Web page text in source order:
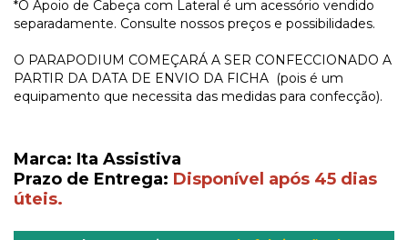
*O Apoio de Cabeça com Lateral é um acessório vendido
separadamente. Consulte nossos preços e possibilidades.
O PARAPODIUM COMEÇARÁ A SER CONFECCIONADO A
PARTIR DA DATA DE ENVIO DA FICHA (pois é um
equipamento que necessita das medidas para confecção).
Marca: Ita Assistiva
Prazo de Entrega: Disponível após 45 dias
úteis.